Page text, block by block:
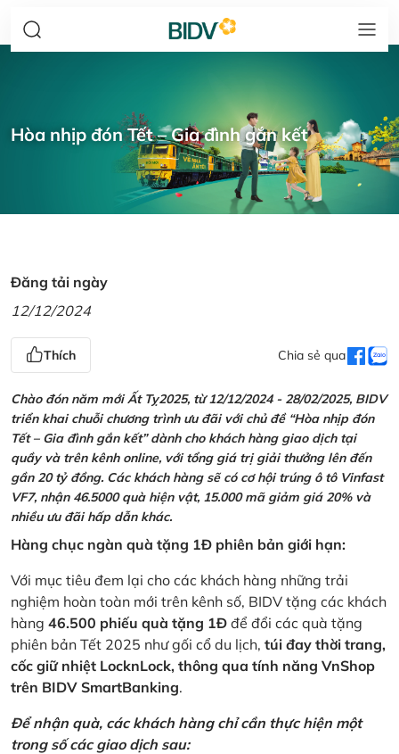
Hòa nhịp đón Tết – Gia đình gắn kết
Đăng tải ngày
12/12/2024
Thích Chia sẻ qua
Chào đón năm mới Ất Tỵ2025, từ 12/12/2024 - 28/02/2025, BIDV
triển khai chuỗi chương trình ưu đãi với chủ đề “Hòa nhịp đón
Tết – Gia đình gắn kết” dành cho khách hàng giao dịch tại
quầy và trên kênh online, với tổng giá trị giải thưởng lên đến
gần 20 tỷ đồng. Các khách hàng sẽ có cơ hội trúng ô tô Vinfast
VF7, nhận 46.5000 quà hiện vật, 15.000 mã giảm giá 20% và
nhiều ưu đãi hấp dẫn khác.
Hàng chục ngàn quà tặng 1Đ phiên bản giới hạn:
Với mục tiêu đem lại cho các khách hàng những trải
nghiệm hoàn toàn mới trên kênh số, BIDV tặng các khách
hàng 46.500 phiếu quà tặng 1Đ để đổi các quà tặng
phiên bản Tết 2025 như gối cổ du lịch, túi đay thời trang,
cốc giữ nhiệt LocknLock, thông qua tính năng VnShop
trên BIDV SmartBanking.
Để nhận quà, các khách hàng chỉ cần thực hiện một
trong số các giao dịch sau: